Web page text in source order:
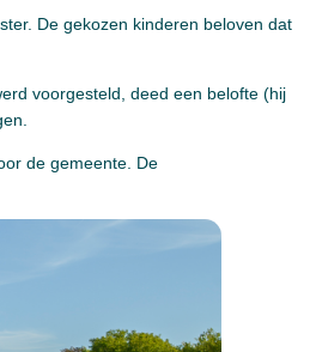
De gekozen kinderen beloven dat
voorgesteld, deed een belofte (hij
de gemeente. De